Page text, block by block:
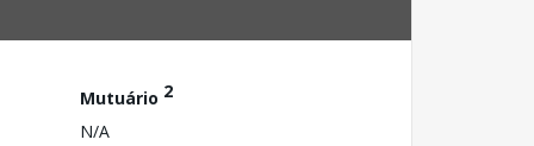
Mutuário 2
N/A